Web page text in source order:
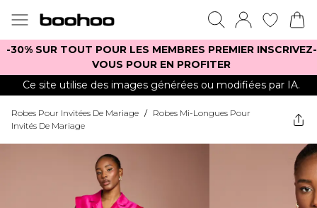
-30% SUR TOUT POUR LES MEMBRES PREMIER INSCRIVEZ-
VOUS POUR EN PROFITER
Ce site utilise des images générées ou modifiées par IA.
Robes Pour Invitées De Mariage / Robes Mi-Longues Pour
Invités De Mariage